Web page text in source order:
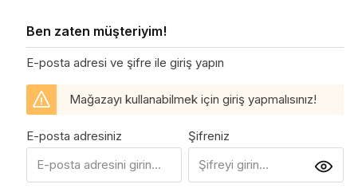
Ben zaten müşteriyim!
E-posta adresi ve şifre ile giriş yapın
Mağazayı kullanabilmek için giriş yapmalısınız!
E-posta adresiniz Şifreniz